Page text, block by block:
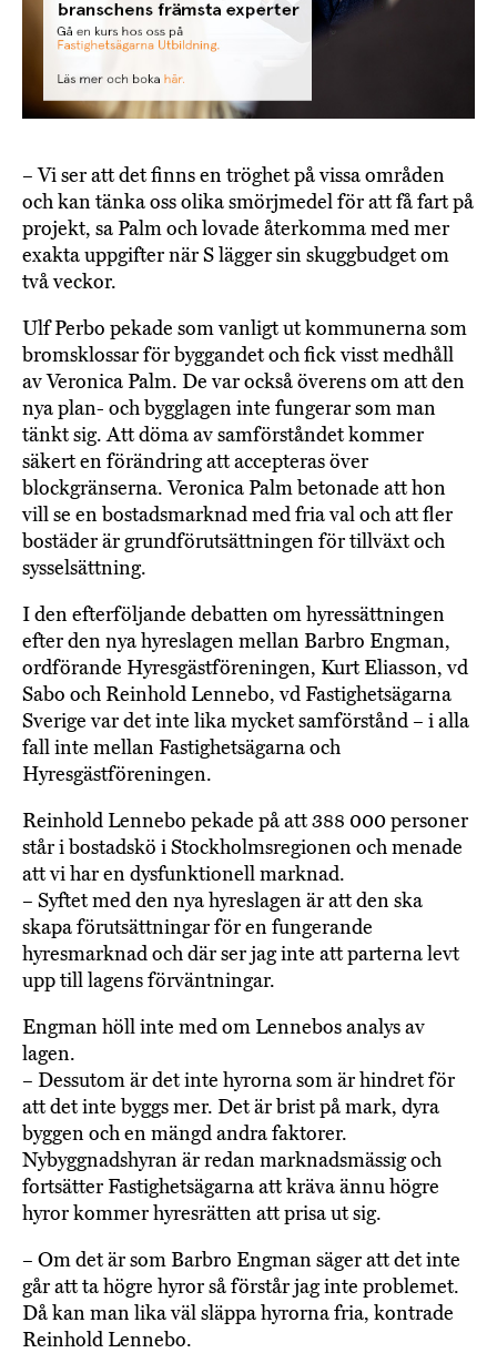
– Vi ser att det finns en tröghet på vissa områden
och kan tänka oss olika smörjmedel för att få fart på
projekt, sa Palm och lovade återkomma med mer
exakta uppgifter när S lägger sin skuggbudget om
två veckor.
Ulf Perbo pekade som vanligt ut kommunerna som
bromsklossar för byggandet och fick visst medhåll
av Veronica Palm. De var också överens om att den
nya plan- och bygglagen inte fungerar som man
tänkt sig. Att döma av samförståndet kommer
säkert en förändring att accepteras över
blockgränserna. Veronica Palm betonade att hon
vill se en bostadsmarknad med fria val och att fler
bostäder är grundförutsättningen för tillväxt och
sysselsättning.
I den efterföljande debatten om hyressättningen
efter den nya hyreslagen mellan Barbro Engman,
ordförande Hyresgästföreningen, Kurt Eliasson, vd
Sabo och Reinhold Lennebo, vd Fastighetsägarna
Sverige var det inte lika mycket samförstånd – i alla
fall inte mellan Fastighetsägarna och
Hyresgästföreningen.
Reinhold Lennebo pekade på att 388 000 personer
står i bostadskö i Stockholmsregionen och menade
att vi har en dysfunktionell marknad.
– Syftet med den nya hyreslagen är att den ska
skapa förutsättningar för en fungerande
hyresmarknad och där ser jag inte att parterna levt
upp till lagens förväntningar.
Engman höll inte med om Lennebos analys av
lagen.
– Dessutom är det inte hyrorna som är hindret för
att det inte byggs mer. Det är brist på mark, dyra
byggen och en mängd andra faktorer.
Nybyggnadshyran är redan marknadsmässig och
fortsätter Fastighetsägarna att kräva ännu högre
hyror kommer hyresrätten att prisa ut sig.
– Om det är som Barbro Engman säger att det inte
går att ta högre hyror så förstår jag inte problemet.
Då kan man lika väl släppa hyrorna fria, kontrade
Reinhold Lennebo.